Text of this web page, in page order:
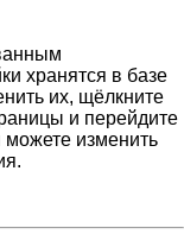
хранятся в базе
их, щёлкните
и перейдите
изменить